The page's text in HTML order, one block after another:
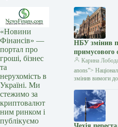
«Новини
Фінансів» —
портал про
гроші, бізнес
та
нерухомість в
Україні. Ми
стежимо за
криптовалют
ним ринком і
публікуємо
НБУ змінив
примусового
коштів: що
боржників —
Карина
anons”>
змінив вимоги
Відтепер банк
власні операції